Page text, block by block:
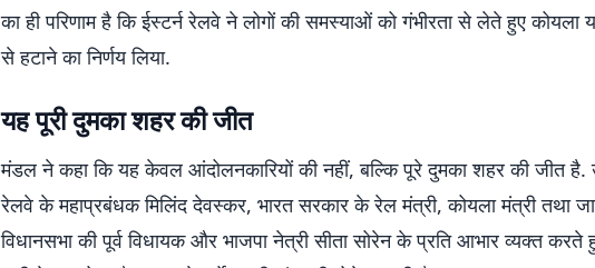
का ही परिणाम है कि ईस्टर्न रेलवे ने लोगों की समस्याओं को गंभीरता से लेते हुए कोयला
से हटाने का निर्णय लिया.
यह पूरी दुमका शहर की जीत
मंडल ने कहा कि यह केवल आंदोलनकारियों की नहीं, बल्कि पूरे दुमका शहर की जीत है.
रेलवे के महाप्रबंधक मिलिंद देवस्कर, भारत सरकार के रेल मंत्री, कोयला मंत्री तथा
विधानसभा की पूर्व विधायक और भाजपा नेत्री सीता सोरेन के प्रति आभार व्यक्त करते